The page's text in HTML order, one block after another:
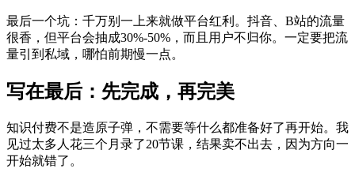
最后一个坑：千万别一上来就做平台红利。抖音、B站的流量
很香，但平台会抽成30%-50%，而且用户不归你。一定要把流
量引到私域，哪怕前期慢一点。
写在最后：先完成，再完美
知识付费不是造原子弹，不需要等什么都准备好了再开始。我
见过太多人花三个月录了20节课，结果卖不出去，因为方向一
开始就错了。